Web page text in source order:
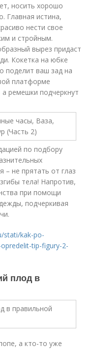
носить хорошо
Главная истина,
нести свое
и стройным.
вырез придаст
Кокетка на юбке
поделит ваш зад на
платформе
ремешки подчеркнут
по подбору
– не прятать от глаз
тела! Напротив,
при помощи
подчеркивая
stati/kak-po-
tip-figury-2-
плод в
а кто-то уже